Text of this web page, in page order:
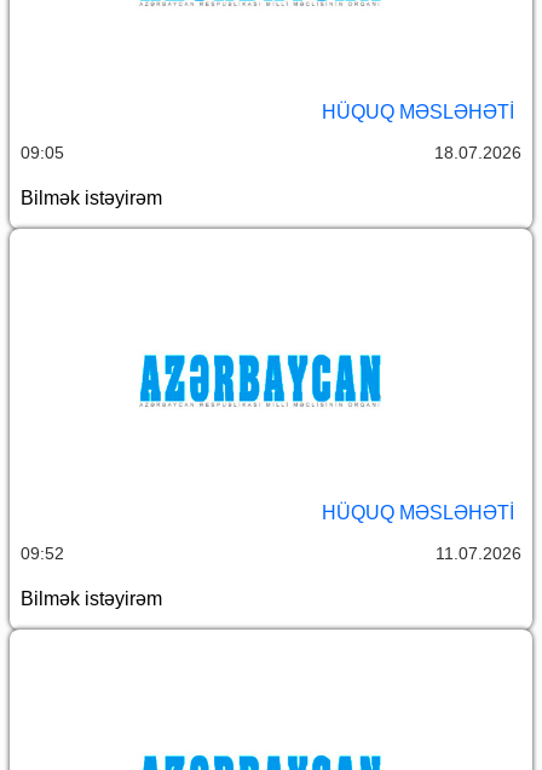
HÜQUQ MƏSLƏHƏTI
09:05 18.07.2026
Bilmək istəyirəm
HÜQUQ MƏSLƏHƏTI
09:52 11.07.2026
Bilmək istəyirəm